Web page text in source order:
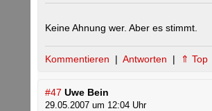
Keine Ahnung wer. Aber es stimmt.
Kommentieren | Antworten | ⇑ Top
#47 Uwe Bein
29.05.2007 um 12:04 Uhr